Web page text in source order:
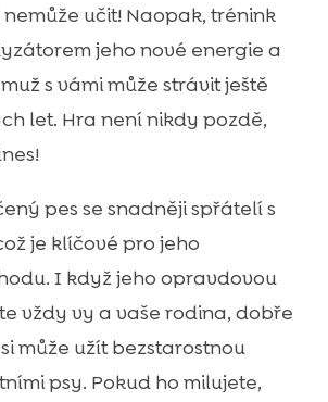
nemůže učit! Naopak, trénink
jeho nové energie a
s vámi může strávit ještě
let. Hra není nikdy pozdě,
pes se snadněji spřátelí s
je klíčové pro jeho
I když jeho opravdovou
vždy vy a vaše rodina, dobře
může užít bezstarostnou
psy. Pokud ho milujete,